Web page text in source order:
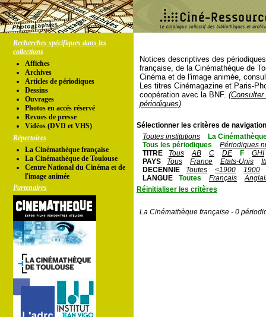
Recherches spécifiques dans les
collections
Affiches
Archives
Articles de périodiques
Dessins
Ouvrages
Photos en accés réservé
Revues de presse
Vidéos (DVD et VHS)
Répertoires
La Cinémathèque française
La Cinémathèque de Toulouse
Centre National du Cinéma et de
l'image animée
Partenaires
Notices descriptives des
française, de la Cinémathèque de
Cinéma et de l'image animée,
Les titres Cinémagazine et Paris-
coopération avec la BNF.
périodiques)
Sélectionner les critères de
Toutes institutions
La
Tous les périodiques
Périodiques
TITRE
Tous AB C DE F
GHI
PAYS
Tous France Etats-Unis
DECENNIE
Toutes <1900
1900
LANGUE
Toutes Français
Réinitialiser les critères
La Cinémathèque française - 0